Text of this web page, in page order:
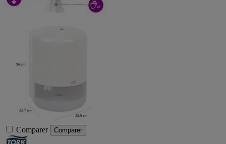
Comparer Comparer